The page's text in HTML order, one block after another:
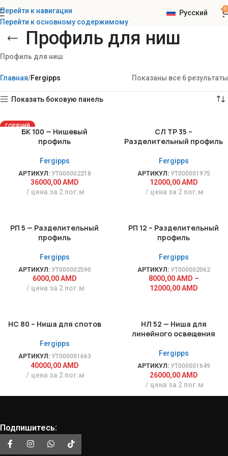
Перейти к навигации
Перейти к основному содержимому
Русский 0
Профиль для ниш
Профиль для ниш
Главная Fergipps Показаны все 6 результаты
Показать боковую панель
ГОРЯЧИЙ
БК 100 — Нишевый
профиль
Fergipps
АРТИКУЛ: УТ000002218
36000,00AMD
цена за 2 пог.м
СЛ ТР 35 –
Разделительный профиль
Fergipps
АРТИКУЛ: УТ000001975
12000,00AMD
цена за 2 пог.м
РП 5 — Разделительный
профиль
Fergipps
АРТИКУЛ: УТ000002590
6000,00AMD
цена за 2 пог.м
РП 12 – Разделительный
профиль
Fergipps
АРТИКУЛ: УТ000002062
8000,00AMD –
12000,00AMD
НС 80 – Ниша для спотов
Fergipps
АРТИКУЛ: УТ000001663
40000,00AMD
цена за 2 пог.м
НЛ 52 — Ниша для
линейного освещения
Fergipps
АРТИКУЛ: УТ000001649
26000,00AMD
цена за 2 пог.м
Подпишитесь: